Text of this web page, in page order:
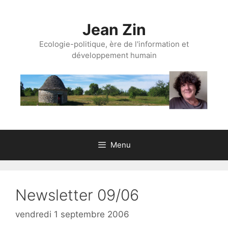
Jean Zin
Ecologie-politique, ère de l'information et
développement humain
Menu
Newsletter 09/06
vendredi 1 septembre 2006